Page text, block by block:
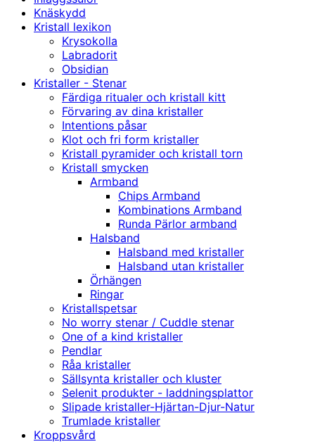
Knäskydd
Kristall lexikon
Krysokolla
Labradorit
Obsidian
Kristaller - Stenar
Färdiga ritualer och kristall kitt
Förvaring av dina kristaller
Intentions påsar
Klot och fri form kristaller
Kristall pyramider och kristall torn
Kristall smycken
Armband
Chips Armband
Kombinations Armband
Runda Pärlor armband
Halsband
Halsband med kristaller
Halsband utan kristaller
Örhängen
Ringar
Kristallspetsar
No worry stenar / Cuddle stenar
One of a kind kristaller
Pendlar
Råa kristaller
Sällsynta kristaller och kluster
Selenit produkter - laddningsplattor
Slipade kristaller-Hjärtan-Djur-Natur
Trumlade kristaller
Kroppsvård